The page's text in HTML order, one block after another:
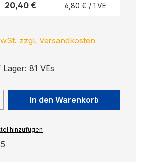
20,40 € 6,80 € / 1 VE
zzgl. Versandkosten
81 VEs
Gib den
In den Warenkorb
hinzufügen